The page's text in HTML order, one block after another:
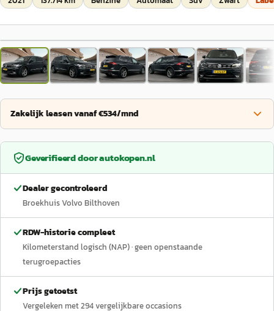
1/31
Zakelijk leasen vanaf €534/mnd
Geverifieerd doorautokopen.nl
Dealer gecontroleerd
Broekhuis Volvo Bilthoven
RDW-historie compleet
Kilometerstand logisch (NAP)· geen openstaande
terugroepacties
Prijs getoetst
Vergeleken met294vergelijkbare occasions